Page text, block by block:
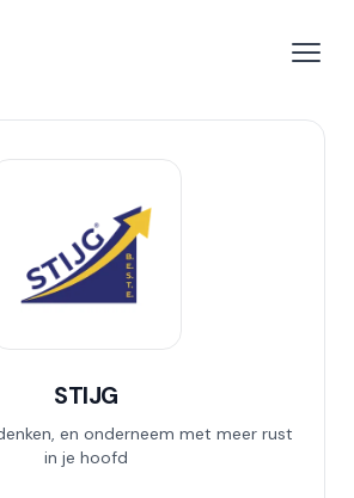
STIJG
en onderneem met meer rust
in je hoofd